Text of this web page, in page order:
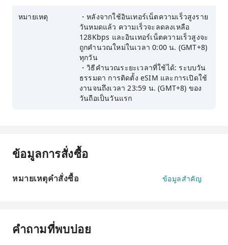
หมายเหตุ
・หลังจากใช้อินเทอร์เน็ตความเร็วสูงราย
วันหมดแล้ว ความเร็วจะลดลงเหลือ
128Kbps และอินเทอร์เน็ตความเร็วสูงจะ
ถูกคำนวณใหม่ในเวลา 0:00 น. (GMT+8)
ทุกวัน
・วิธีคำนวณระยะเวลาที่ใช้ได้: ระบบวัน
ธรรมดา การติดตั้ง eSIM และการเปิดใช้
งานจนถึงเวลา 23:59 น. (GMT+8) ของ
วันถือเป็นวันแรก
ข้อมูลการสั่งซื้อ
หมายเหตุคำสั่งซื้อ ข้อมูลสำคัญ
คำถามที่พบบ่อย